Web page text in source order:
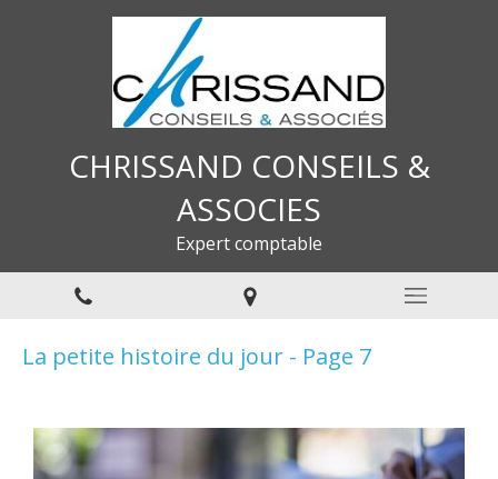
CHRISSAND CONSEILS &
ASSOCIES
Expert comptable
La petite histoire du jour - Page 7